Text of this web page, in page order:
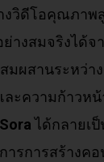
งวิดีโอคุณภาพ
ย่างสมจริงได้จ
มผสานระหว่า
ละความก้าวหน้
Sora ได้กลายเ
ารการสร้างคอ